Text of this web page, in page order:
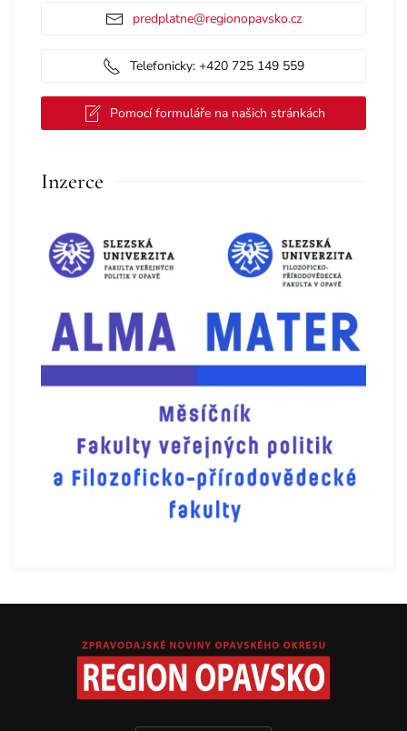
predplatne@regionopavsko.cz
Telefonicky: +420 725 149 559
Pomocí formuláře na našich stránkách
Inzerce